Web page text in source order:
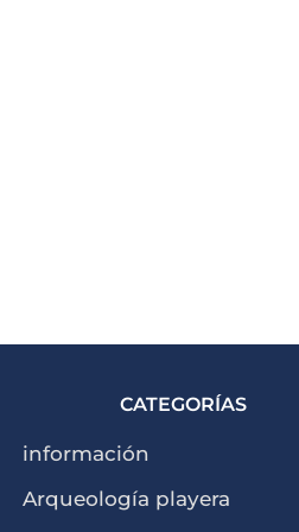
CATEGORÍAS
información
Arqueología playera